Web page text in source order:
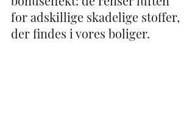
for adskillige skadelige stoffer,
der findes i vores boliger.